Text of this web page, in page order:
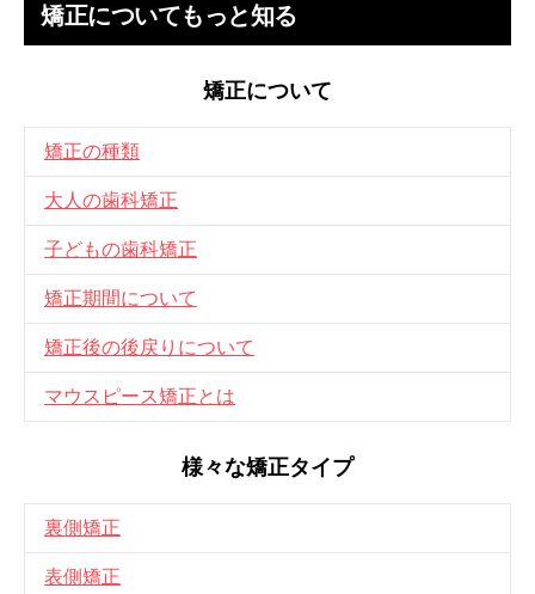
矯正についてもっと知る
矯正について
矯正の種類
大人の歯科矯正
子どもの歯科矯正
矯正期間について
矯正後の後戻りについて
マウスピース矯正とは
様々な矯正タイプ
裏側矯正
表側矯正